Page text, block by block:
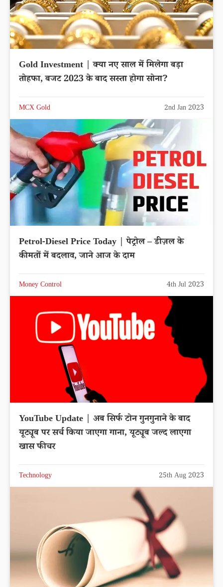
Gold Investment | क्या नए साल में मिलेगा बड़ा
तोहफा, बजट 2023 के बाद सस्ता होगा सोना?
MCX Gold 2nd Jan 2023
Petrol-Diesel Price Today | पेट्रोल – डीज़ल के
कीमतों में बदलाव, जाने आज के दाम
Money Control 4th Jul 2023
YouTube Update | अब सिर्फ टोन गुनगुनाने के बाद
यूट्यूब पर सर्च किया जाएगा गाना, यूट्यूब जल्द लाएगा
खास फीचर
Technology 25th Aug 2023